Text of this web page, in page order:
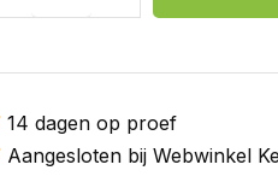
14 dagen op proef
Aangesloten bij Webwinkel